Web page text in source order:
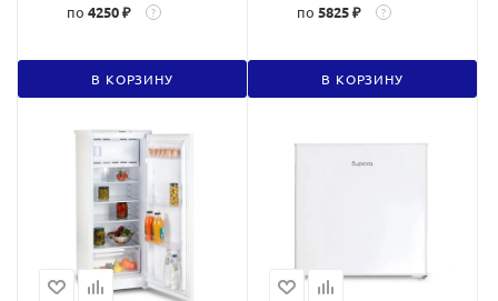
по 4250 ₽ ?
В КОРЗИНУ
по 5825 ₽ ?
В КОРЗИНУ